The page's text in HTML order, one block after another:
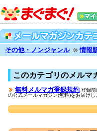
その他・ノンジャンル 情報
このカテゴリのメルマ
無料メルマガ登録規約 登録前
の公式メールマガジン(無料)をお届けし